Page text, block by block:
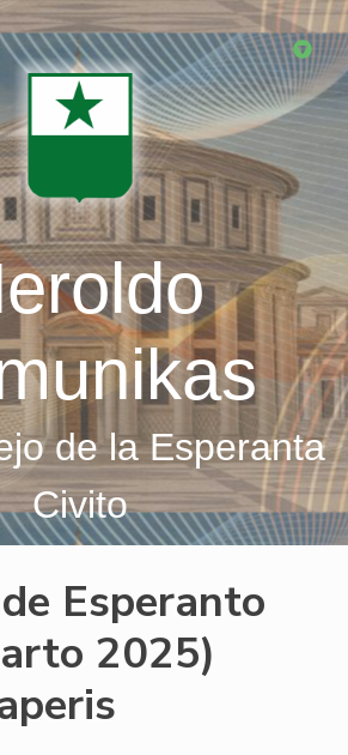
de la Esperanta
Civito
Esperanto
2025)